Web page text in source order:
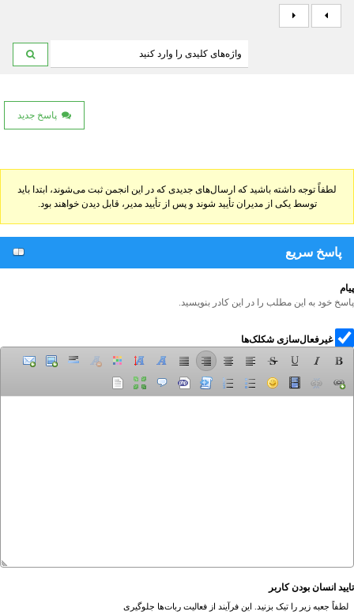
پاسخ جدید
لطفاً توجه داشته باشید که ارسال‌های جدیدی که در این انجمن ثبت می‌شوند، ابتدا باید
توسط یکی از مدیران تأیید شوند و پس از تأیید مدیر، قابل دیدن خواهند بود.
پاسخ سریع
پیام
پاسخ خود به این مطلب را در این کادر بنویسید.
غیرفعال‌سازی شکلک‌ها
تایید انسان بودن کاربر
لطفاً جعبه زیر را تیک بزنید. این فرآیند از فعالیت ربات‌ها جلوگیری